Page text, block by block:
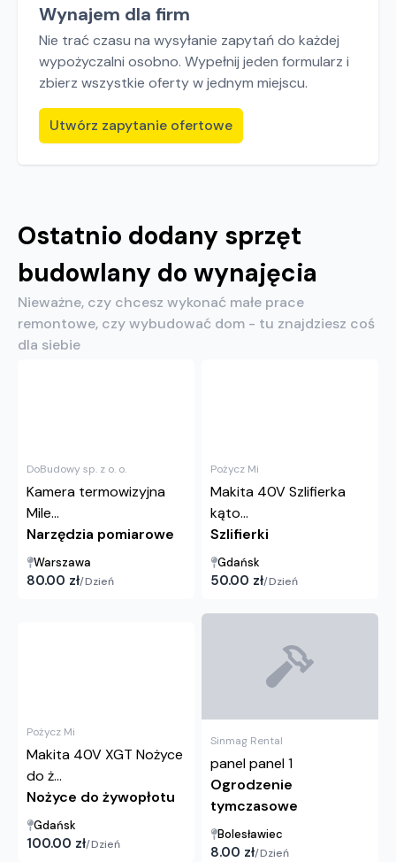
Wynajem dla firm
Nie trać czasu na wysyłanie zapytań do każdej
wypożyczalni osobno. Wypełnij jeden formularz i
zbierz wszystkie oferty w jednym miejscu.
Utwórz zapytanie ofertowe
Ostatnio dodany sprzęt
budowlany do wynajęcia
Nieważne, czy chcesz wykonać małe prace
remontowe, czy wybudować dom - tu znajdziesz coś
dla siebie
DoBudowy sp. z o. o.
Kamera termowizyjna
Mile...
Narzędzia pomiarowe
Warszawa
80.00 zł/Dzień
Pożycz Mi
Makita 40V Szlifierka
kąto...
Szlifierki
Gdańsk
50.00 zł/Dzień
Pożycz Mi
Makita 40V XGT Nożyce
do ż...
Nożyce do żywopłotu
Gdańsk
100.00 zł/Dzień
Sinmag Rental
panel panel 1
Ogrodzenie
tymczasowe
Bolesławiec
8.00 zł/Dzień